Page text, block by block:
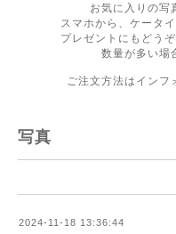
お気に入りの写
スマホから、ケータ
プレゼントにもどう
数量が多い場
ご注文方法はインフ
写真
2024-11-18 13:36:44